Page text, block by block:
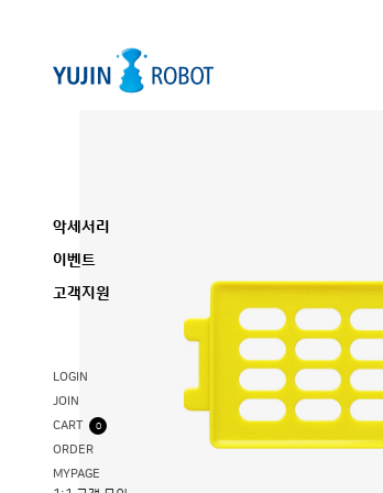
악세서리
이벤트
고객지원
LOGIN
JOIN
CART
0
ORDER
MYPAGE